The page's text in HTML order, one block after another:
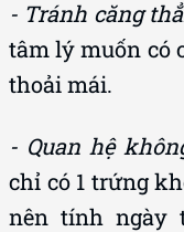
- Tránh căng
tâm lý muốn có
thoải mái.
- Quan hệ
chỉ có 1 trứng
nên tính ngày